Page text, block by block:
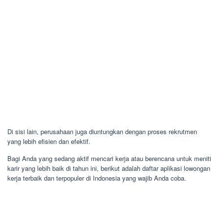
Di sisi lain, perusahaan juga diuntungkan dengan proses rekrutmen
yang lebih efisien dan efektif.
Bagi Anda yang sedang aktif mencari kerja atau berencana untuk meniti
karir yang lebih baik di tahun ini, berikut adalah daftar aplikasi lowongan
kerja terbaik dan terpopuler di Indonesia yang wajib Anda coba.